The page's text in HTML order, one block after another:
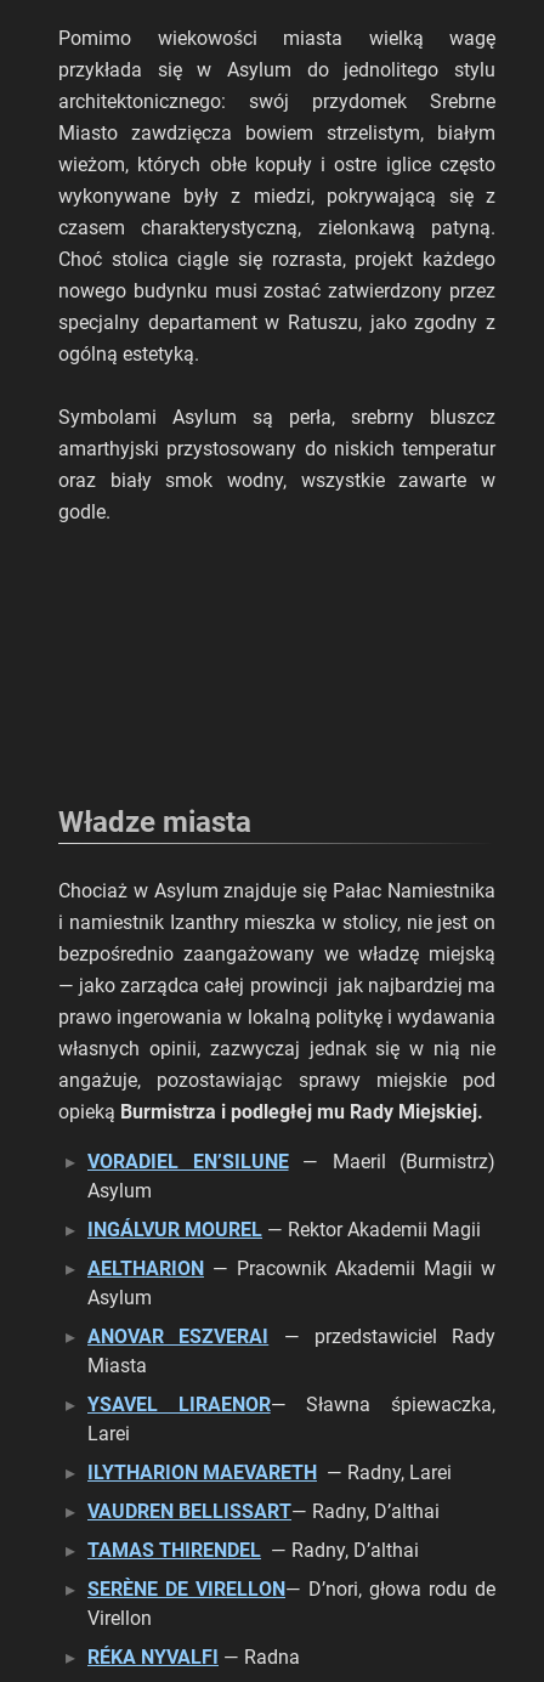
Pomimo wiekowości miasta wielką wagę
przykłada się w Asylum do jednolitego stylu
architektonicznego: swój przydomek Srebrne
Miasto zawdzięcza bowiem strzelistym, białym
wieżom, których obłe kopuły i ostre iglice często
wykonywane były z miedzi, pokrywającą się z
czasem charakterystyczną, zielonkawą patyną.
Choć stolica ciągle się rozrasta, projekt każdego
nowego budynku musi zostać zatwierdzony przez
specjalny departament w Ratuszu, jako zgodny z
ogólną estetyką.
Symbolami Asylum są perła, srebrny bluszcz
amarthyjski przystosowany do niskich temperatur
oraz biały smok wodny, wszystkie zawarte w
godle.
Władze miasta
Chociaż w Asylum znajduje się Pałac Namiestnika
i namiestnik Izanthry mieszka w stolicy, nie jest on
bezpośrednio zaangażowany we władzę miejską
— jako zarządca całej prowincji jak najbardziej ma
prawo ingerowania w lokalną politykę i wydawania
własnych opinii, zazwyczaj jednak się w nią nie
angażuje, pozostawiając sprawy miejskie pod
opieką Burmistrza i podległej mu Rady Miejskiej.
VORADIEL EN’SILUNE— Maeril (Burmistrz)
Asylum
INGÁLVUR MOUREL — Rektor Akademii Magii
AELTHARION — Pracownik Akademii Magii w
Asylum
ANOVAR ESZVERAI — przedstawiciel Rady
Miasta
YSAVEL LIRAENOR— Sławna śpiewaczka,
Larei
ILYTHARION MAEVARETH — Radny, Larei
VAUDREN BELLISSART— Radny, D’althai
TAMAS THIRENDEL — Radny, D’althai
SERÈNE DE VIRELLON— D’nori, głowa rodu de
Virellon
RÉKA NYVALFI — Radna